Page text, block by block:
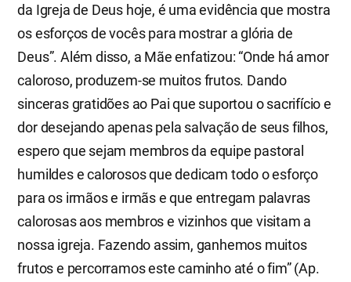
da Igreja de Deus hoje, é uma evidência que mostra
os esforços de vocês para mostrar a glória de
Deus”. Além disso, a Mãe enfatizou: “Onde há amor
caloroso, produzem-se muitos frutos. Dando
sinceras gratidões ao Pai que suportou o sacrifício e
dor desejando apenas pela salvação de seus filhos,
espero que sejam membros da equipe pastoral
humildes e calorosos que dedicam todo o esforço
para os irmãos e irmãs e que entregam palavras
calorosas aos membros e vizinhos que visitam a
nossa igreja. Fazendo assim, ganhemos muitos
frutos e percorramos este caminho até o fim” (Ap.